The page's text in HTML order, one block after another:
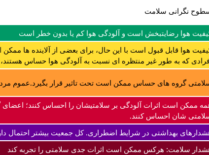
نگرانی سلامت
هوا رضایتبخش است و آلودگی هوا کم یا بدون خطر است
هوا قابل قبول است با این حال، برای بعضی از آلاینده ها
که به طور غیر منتظره ای نسبت به آلودگی هوا حساس
گروه های حساس ممکن است تحت تاثیر قرار بگیرد.عموم مردم
ممکن است اثرات آلودگی بر سلامتیشان را احساس کنند؛
شان احساس کنند.
بهداشتی در شرایط اضطراری. کل جمعیت بیشتر احتمال
سلامت: هرکس ممکن است اثرات جدی سلامتی را تجربه کند